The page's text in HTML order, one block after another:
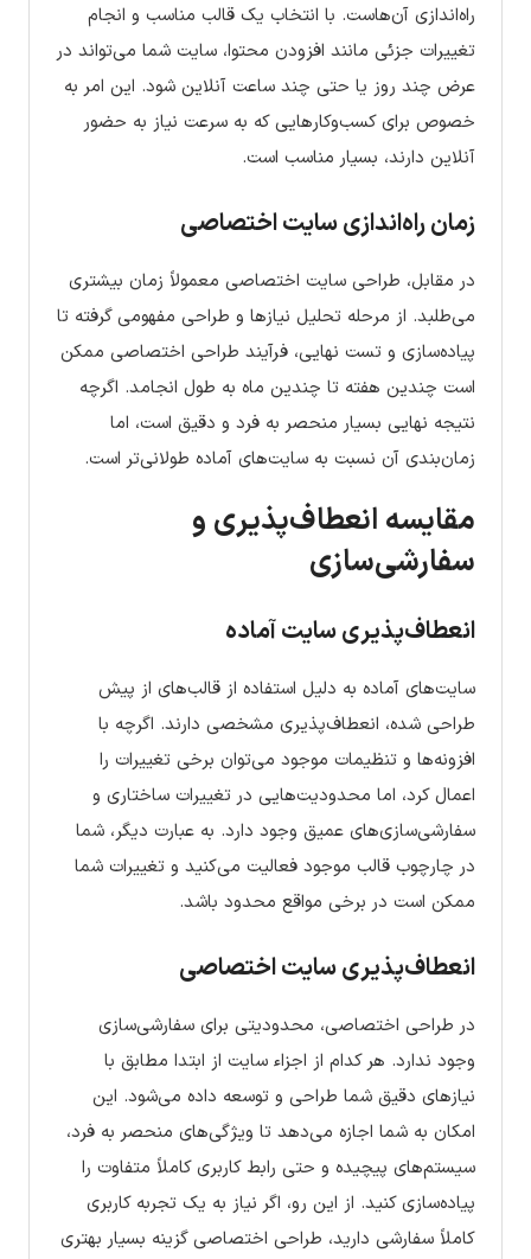
راه‌اندازی آن‌هاست. با انتخاب یک قالب مناسب و انجام
تغییرات جزئی مانند افزودن محتوا، سایت شما می‌تواند در
عرض چند روز یا حتی چند ساعت آنلاین شود. این امر به
خصوص برای کسب‌وکارهایی که به سرعت نیاز به حضور
آنلاین دارند، بسیار مناسب است.
زمان راه‌اندازی سایت اختصاصی
در مقابل، طراحی سایت اختصاصی معمولاً زمان بیشتری
می‌طلبد. از مرحله تحلیل نیازها و طراحی مفهومی گرفته تا
پیاده‌سازی و تست نهایی، فرآیند طراحی اختصاصی ممکن
است چندین هفته تا چندین ماه به طول انجامد. اگرچه
نتیجه نهایی بسیار منحصر به فرد و دقیق است، اما
زمان‌بندی آن نسبت به سایت‌های آماده طولانی‌تر است.
مقایسه انعطاف‌پذیری و
سفارشی‌سازی
انعطاف‌پذیری سایت آماده
سایت‌های آماده به دلیل استفاده از قالب‌های از پیش
طراحی شده، انعطاف‌پذیری مشخصی دارند. اگرچه با
افزونه‌ها و تنظیمات موجود می‌توان برخی تغییرات را
اعمال کرد، اما محدودیت‌هایی در تغییرات ساختاری و
سفارشی‌سازی‌های عمیق وجود دارد. به عبارت دیگر، شما
در چارچوب قالب موجود فعالیت می‌کنید و تغییرات شما
ممکن است در برخی مواقع محدود باشد.
انعطاف‌پذیری سایت اختصاصی
در طراحی اختصاصی، محدودیتی برای سفارشی‌سازی
وجود ندارد. هر کدام از اجزاء سایت از ابتدا مطابق با
نیازهای دقیق شما طراحی و توسعه داده می‌شود. این
امکان به شما اجازه می‌دهد تا ویژگی‌های منحصر به فرد،
سیستم‌های پیچیده و حتی رابط کاربری کاملاً متفاوت را
پیاده‌سازی کنید. از این رو، اگر نیاز به یک تجربه کاربری
کاملاً سفارشی دارید، طراحی اختصاصی گزینه بسیار بهتری